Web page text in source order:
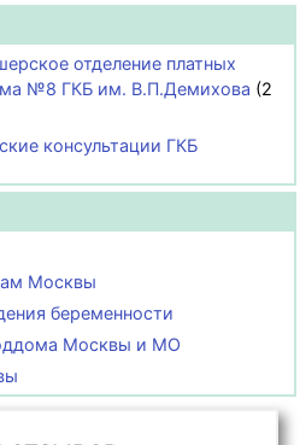
отделение платных
№8 ГКБ им. В.П.Демихова (2
консультации ГКБ
Москвы
беременности
Москвы и МО